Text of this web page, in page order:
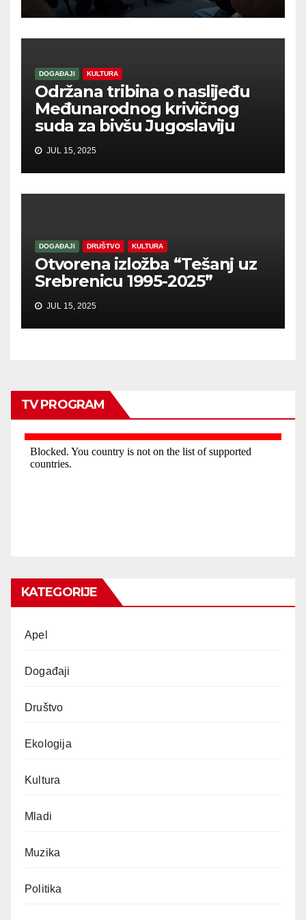
DOGAĐAJI KULTURA
Održana tribina o naslijeđu
Međunarodnog krivičnog
suda za bivšu Jugoslaviju
JUL 15, 2025
DOGAĐAJI DRUŠTVO KULTURA
Otvorena izložba “Tešanj uz
Srebrenicu 1995-2025”
JUL 15, 2025
TV PROGRAM
KATEGORIJE
Apel
Događaji
Društvo
Ekologija
Kultura
Mladi
Muzika
Politika